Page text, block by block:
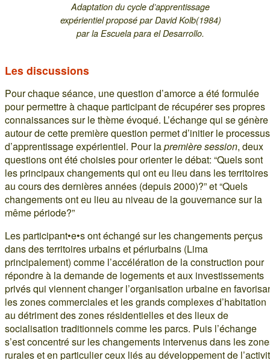
Adaptation du cycle d’apprentissage
expérientiel proposé par David Kolb(1984)
par la Escuela para el Desarrollo.
Les discussions
Pour chaque séance, une question d’amorce a été formulée
pour permettre à chaque participant de récupérer ses propres
connaissances sur le thème évoqué. L’échange qui se génère
autour de cette première question permet d’initier le processus
d’apprentissage expérientiel. Pour lapremière session, deux
questions ont été choisies pour orienter le débat: “Quels sont
les principaux changements qui ont eu lieu dans les territoires
au cours des dernières années (depuis 2000)?” et “Quels
changements ont eu lieu au niveau de la gouvernance sur la
même période?”
Les participant•e•s ont échangé sur les changements perçus
dans des territoires urbains et périurbains (Lima
principalement) comme l’accélération de la construction pour
répondre à la demande de logements et aux investissements
privés qui viennent changer l’organisation urbaine en
les zones commerciales et les grands complexes d’habitation
au détriment des zones résidentielles et des lieux de
socialisation traditionnels comme les parcs. Puis l’échange
s’est concentré sur les changements intervenus dans les
rurales et en particulier ceux liés au développement de